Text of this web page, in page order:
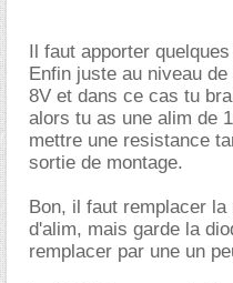
Il faut apporter
Enfin juste au niveau
8V et dans ce cas tu
alors tu as une alim de
mettre une resistance
sortie de montage.
Bon, il faut remplacer
d'alim, mais garde la
remplacer par une un